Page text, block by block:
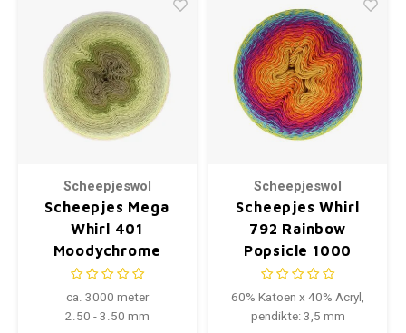
Scheepjeswol
Scheepjes Mega
Whirl 401
Moodychrome
3000 meter
ca. 3000 meter
2.50 - 3.50 mm
Scheepjeswol
Scheepjes Whirl
792 Rainbow
Popsicle 1000
meter
60% Katoen x 40% Acryl,
pendikte: 3,5 mm